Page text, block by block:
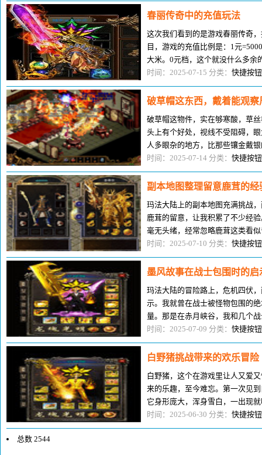
春丽传奇中的充值玩法
这次我们看到的是游戏春丽传奇
目，游戏的充值比例是：1元
大米。0元档，这个就没什么多余
手礼包，QQ礼包：施毒术，轻剑
时间：2025-07-15 分类： 快捷按钮
破草帽这东西，戴着能观察
破草帽这物件，实在够寒酸，草
头上有个好处，视线不受阻碍，
人多眼杂的地方，比那些镶金戴
洞，我就戴着破草帽。那会儿跟
时间：2025-07-14 分类： 快捷按钮
副本地图整理留意鹿茸的经
玛法大陆上的副本地图充满挑战
鹿茸的留意，让我积累了不少经
毫无头绪，经常忽略鹿茸这类看
程中，团队成员在战斗中受伤严重
时间：2025-07-10 分类： 快捷按钮
墨风故事在战士包围时的启
玛法大陆的冒险路上，危机四伏
示。我就曾在战士被怪物包围的
量。那是在赤月峡谷，我和几个
穴，就被一群月魔蜘蛛和血巨人
时间：2025-07-09 分类： 快捷按钮
白野猪挑战带来的欢乐冒险
白野猪，这个在游戏里让人又爱
来的乐趣，至今难忘。第一次见
它身形庞大，浑身雪白，一出现
势，战士冲上去吸引仇恨，法师和
时间：2025-06-30 分类： 快捷按钮
总数 2544